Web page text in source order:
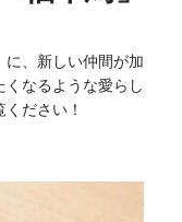
、 新しい仲間が加
なるような愛らし
ださい！